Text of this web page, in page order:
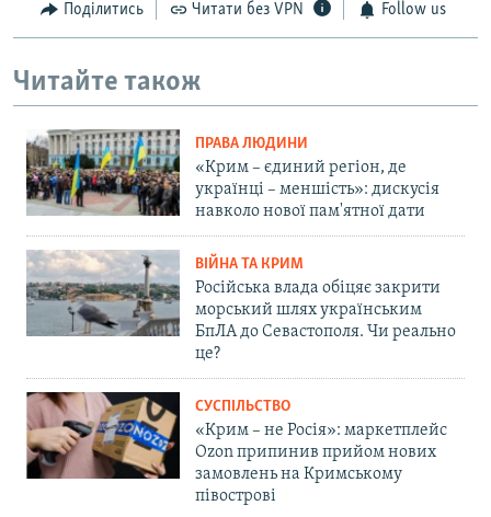
Поділитись Читати без VPN Follow us
Читайте також
ПРАВА ЛЮДИНИ
«Крим – єдиний регіон, де
українці – меншість»: дискусія
навколо нової пам'ятної дати
ВІЙНА ТА КРИМ
Російська влада обіцяє закрити
морський шлях українським
БпЛА до Севастополя. Чи реально
це?
СУСПІЛЬСТВО
«Крим – не Росія»: маркетплейс
Ozon припинив прийом нових
замовлень на Кримському
півострові